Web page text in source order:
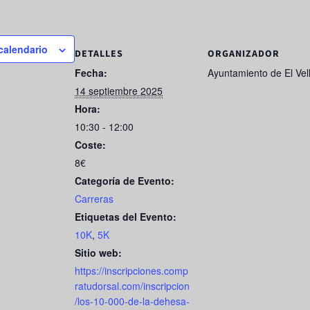
DETALLES
Fecha:
14 septiembre 2025
Hora:
10:30 - 12:00
Coste:
8€
Categoría de Evento:
Carreras
Etiquetas del Evento:
10K, 5K
Sitio web:
https://inscripciones.comp
ratudorsal.com/inscripcion
/los-10-000-de-la-dehesa-
ORGANIZADOR
Ayuntamiento de El